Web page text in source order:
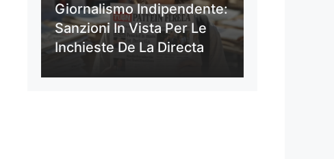
Giornalismo Indipendente:
Sanzioni In Vista Per Le
Inchieste De La Directa